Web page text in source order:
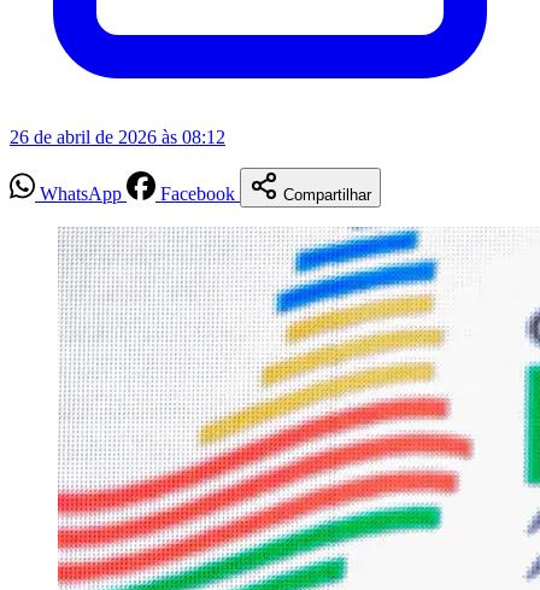
26 de abril de 2026 às 08:12
WhatsApp Facebook Compartilhar